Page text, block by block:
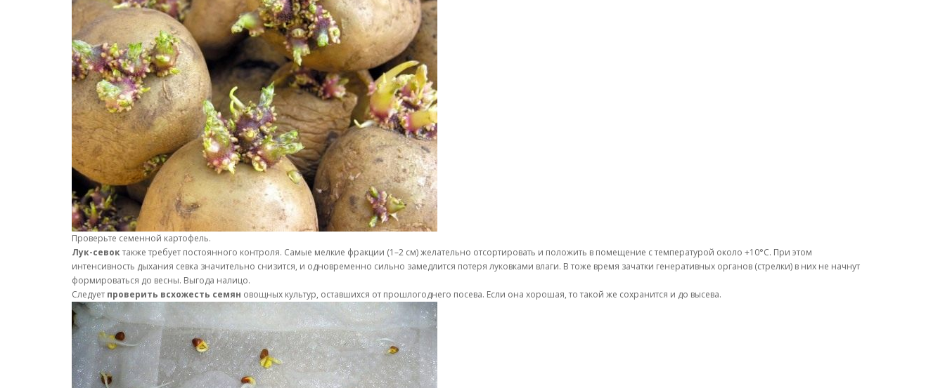
Проверьте семенной картофель.
Лук-севоктакже требует постоянного контроля. Самые мелкие фракции (1–2 см) желательно отсортировать и положить в помещение с температурой около +10°C. При этом
интенсивность дыхания севка значительно снизится, и одновременно сильно замедлится потеря луковками влаги. В тоже время зачатки генеративных органов (стрелки) в них не начнут
формироваться до весны. Выгода налицо.
Следует проверить всхожесть семян овощных культур, оставшихся от прошлогоднего посева. Если она хорошая, то такой же сохранится и до высева.